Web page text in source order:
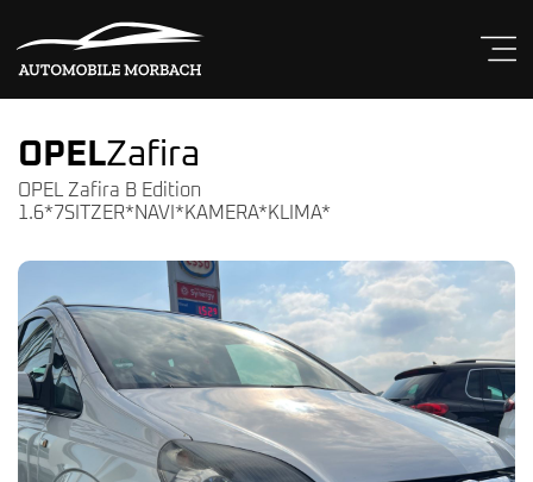
OPELZafira
OPEL Zafira B Edition
1.6*7SITZER*NAVI*KAMERA*KLIMA*